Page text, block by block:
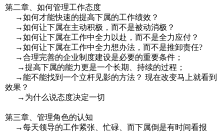
第二章、如何管理工作态度
→如何才能快速的提高下属的工作绩效？
→如何让下属在主动积极，而不是被动消极？
→如何让下属在工作中全力以赴，而不是全力应付？
→如何让下属在工作中全力想办法，而不是推卸责任?
→合理完善的企业制度建设是必要的重要条件；
→提高下属的能力更是一个长期、持续的过程；
→能不能找到一个立杆见影的方法？ 现在改变马上就看到
效果？
→为什么说态度决定一切
第三章、管理角色的认知
→每天领导的工作紧张、忙碌、而下属倒是有时间看报